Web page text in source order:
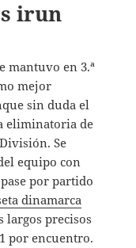
irun
mantuvo en 3.ª
mejor
sin duda el
eliminatoria de
Se
equipo con
por partido
dinamarca
largos precisos
por encuentro.